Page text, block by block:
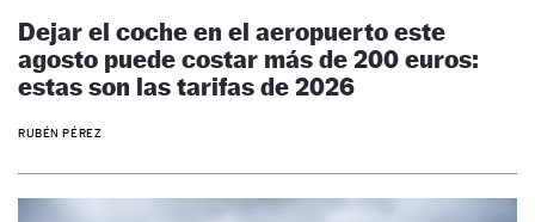
Dejar el coche en el aeropuerto este
agosto puede costar más de 200 euros:
estas son las tarifas de 2026
RUBÉN PÉREZ